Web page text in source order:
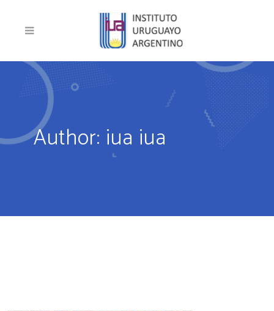
Author: iua iua